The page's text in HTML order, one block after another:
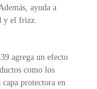
ayuda a
y el frizz.
agrega un efecto
como los
protectora en